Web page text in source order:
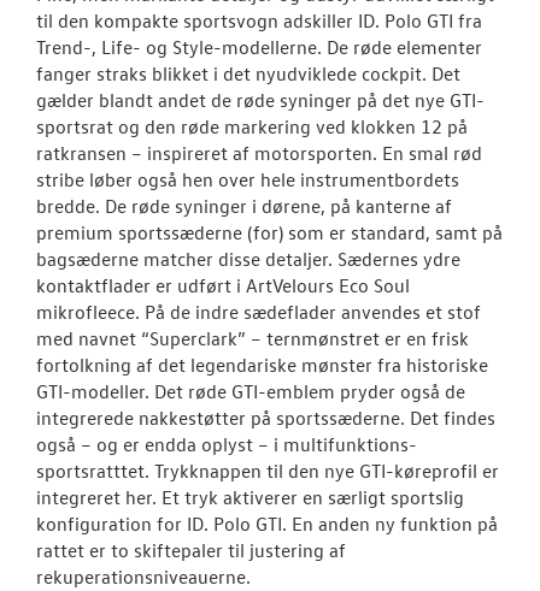
til den kompakte sportsvogn adskiller ID. Polo GTI fra
Trend-, Life- og Style-modellerne. De røde elementer
fanger straks blikket i det nyudviklede cockpit. Det
gælder blandt andet de røde syninger på det nye GTI-
sportsrat og den røde markering ved klokken 12 på
ratkransen – inspireret af motorsporten. En smal rød
stribe løber også hen over hele instrumentbordets
bredde. De røde syninger i dørene, på kanterne af
premium sportssæderne (for) som er standard, samt på
bagsæderne matcher disse detaljer. Sædernes ydre
kontaktflader er udført i ArtVelours Eco Soul
mikrofleece. På de indre sædeflader anvendes et stof
med navnet “Superclark” – ternmønstret er en frisk
fortolkning af det legendariske mønster fra historiske
GTI-modeller. Det røde GTI-emblem pryder også de
integrerede nakkestøtter på sportssæderne. Det findes
også – og er endda oplyst – i multifunktions-
sportsratttet. Trykknappen til den nye GTI-køreprofil er
integreret her. Et tryk aktiverer en særligt sportslig
konfiguration for ID. Polo GTI. En anden ny funktion på
rattet er to skiftepaler til justering af
rekuperationsniveauerne.